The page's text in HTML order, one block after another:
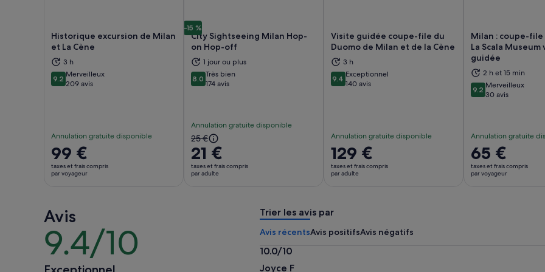
Historique excursion de Milan
et La Cène
3 h
9.29.2 sur 10
Merveilleux
209 avis
Annulation gratuite disponible
Le
prix
est
voyageur
99 €
taxes et frais compris
par voyageur
S’ouvre dans un nouvel onglet.
-15 %
City Sightseeing Milan Hop-
on Hop-off
1 jour ou plus
8.08.0 sur 10
Très bien
174 avis
Annulation gratuite disponible
Le
prix
précédent
était
25 €
21 €
taxes et frais compris
par adulte
S’ouvre dans un nouvel onglet.
Visite guidée coupe-file du
Duomo de Milan et de la Cène
3 h
9.49.4 sur 10
Exceptionnel
140 avis
Annulation gratuite disponible
Le
prix
est
adulte
129 €
taxes et frais compris
par adulte
S’ouvre dans un nouvel onglet.
Milan : coupe-file
La Scala Museum
guidée
2 h et 15 min
9.29.2 sur 10
Merveilleux
30 avis
Annulation gratuite
Le
prix
est
65 €
taxes et frais compris
par voyageur
Avis
9.4/10
9.4
sur
10
Trier les avis par
Avis récentsAvis positifsAvis négatifs
10.0/10
10.0
Joyce F